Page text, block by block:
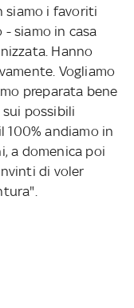
siamo i favoriti
- siamo in casa
Hanno
Vogliamo
preparata bene
possibili
100% andiamo in
a domenica poi
di voler